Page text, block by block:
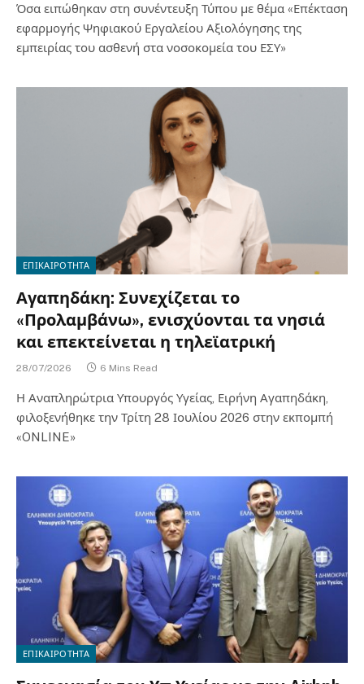
Όσα ειπώθηκαν στη συνέντευξη Τύπου με θέμα «Επέκταση
εφαρμογής Ψηφιακού Εργαλείου Αξιολόγησης της
εμπειρίας του ασθενή στα νοσοκομεία του ΕΣΥ»
ΕΠΙΚΑΙΡΟΤΗΤΑ
Αγαπηδάκη: Συνεχίζεται το
«Προλαμβάνω», ενισχύονται τα νησιά
και επεκτείνεται η τηλεϊατρική
28/07/2026 6 Mins Read
Η Αναπληρώτρια Υπουργός Υγείας, Ειρήνη Αγαπηδάκη,
φιλοξενήθηκε την Τρίτη 28 Ιουλίου 2026 στην εκπομπή
«ONLINE»
ΕΠΙΚΑΙΡΟΤΗΤΑ